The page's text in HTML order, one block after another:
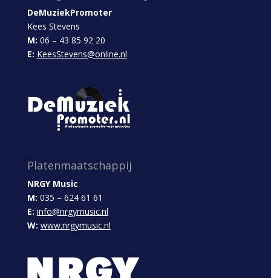
DeMuziekPromoter
Kees Stevens
M: 06 – 43 85 92 20
E: KeesStevens@online.nl
Platenmaatschappij
NRGY Music
M: 035 – 624 61 61
E: info@nrgymusic.nl
W: www.nrgymusic.nl